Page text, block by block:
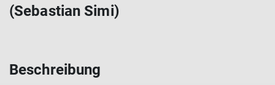
(Sebastian Simi)
Beschreibung